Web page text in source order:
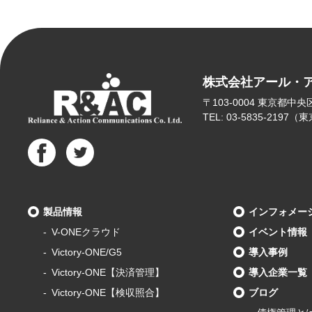
株式会社アール・
〒103-0004 東京都中央
TEL: 03-5835-2197（
製品情報
V-ONEクラウド
Victory-ONE/G5
Victory-ONE【決済管理】
Victory-ONE【検収照合】
インフォメー
イベント情報
導入事例
導入企業一覧
ブログ